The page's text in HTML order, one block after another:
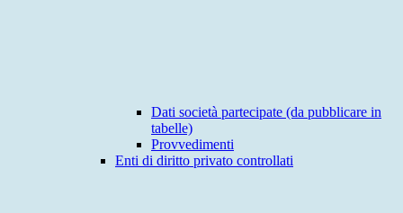
Dati società partecipate (da pubblicare in
tabelle)
Provvedimenti
Enti di diritto privato controllati